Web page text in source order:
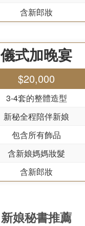
含新郎妝
儀式加晚宴
$20,000
3-4套的整體造型
新秘全程陪伴新娘
包含所有飾品
含新娘媽媽妝髮
含新郎妝
新娘秘書推薦